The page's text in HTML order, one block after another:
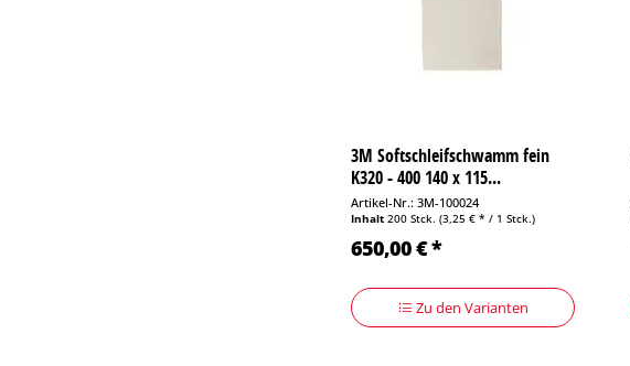
3M Softschleifschwamm fein
K320 - 400 140 x 115...
Artikel-Nr.: 3M-100024
Inhalt200 Stck.(3,25 € * / 1 Stck.)
650,00 € *
Zu den Varianten